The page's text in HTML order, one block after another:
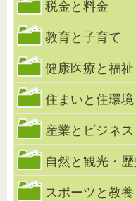
税金と料金
教育と子育て
健康医療と福祉
住まいと住環境
産業とビジネス
自然と観光・歴
スポーツと教